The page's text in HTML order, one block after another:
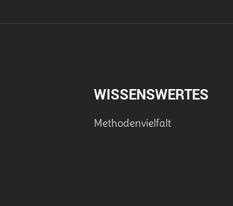
WISSENSWERTES
Methodenvielfalt